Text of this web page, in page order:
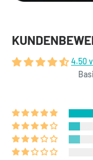
4.50